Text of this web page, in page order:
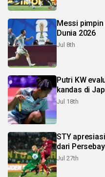
Messi pimpin
Dunia 2026
Jul 8th
Putri KW
kandas di
Jul 18th
STY
dari
Jul 27th